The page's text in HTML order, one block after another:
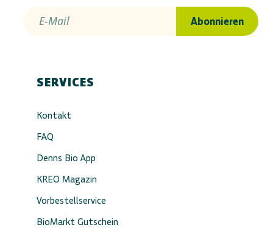
E-Mail Abonnieren
SERVICES
Kontakt
FAQ
Denns Bio App
KREO Magazin
Vorbestellservice
BioMarkt Gutschein